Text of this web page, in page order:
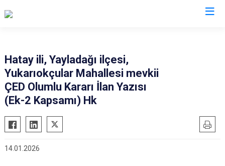
Altınözü
Belen
Erzin
Reyhanlı
Hatay ili, Yayladağı ilçesi,
Yukarıokçular Mahallesi mevkii
ÇED Olumlu Kararı İlan Yazısı
(Ek-2 Kapsamı) Hk
14.01.2026